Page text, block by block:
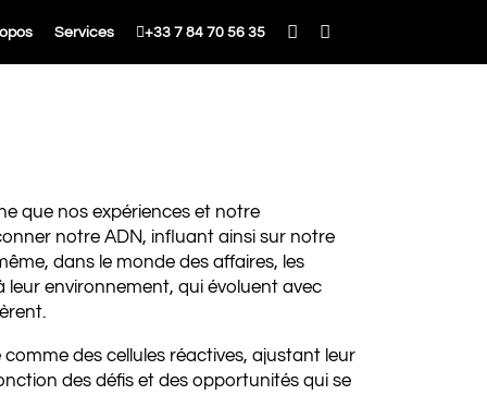
Services +33 7 84 70 56 35  
que nos expériences et notre
notre ADN, influant ainsi sur notre
dans le monde des affaires, les
leur environnement, qui évoluent avec
des cellules réactives, ajustant leur
des défis et des opportunités qui se